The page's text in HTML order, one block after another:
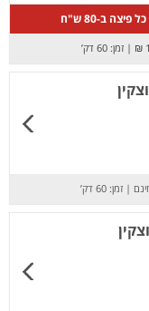
| זמן: 60 דק’
| זמן: 60 דק’